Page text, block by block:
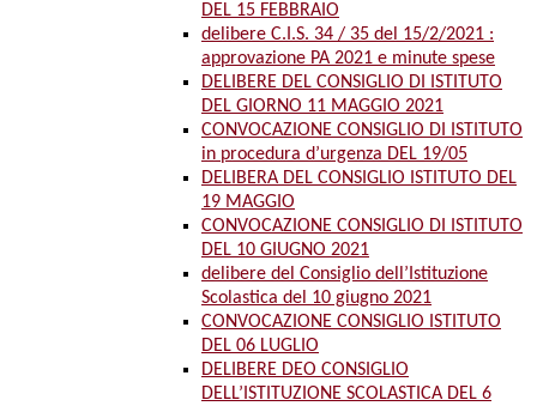
DEL 15 FEBBRAIO
delibere C.I.S. 34 / 35 del 15/2/2021 :
approvazione PA 2021 e minute spese
DELIBERE DEL CONSIGLIO DI ISTITUTO
DEL GIORNO 11 MAGGIO 2021
CONVOCAZIONE CONSIGLIO DI ISTITUTO
in procedura d’urgenza DEL 19/05
DELIBERA DEL CONSIGLIO ISTITUTO DEL
19 MAGGIO
CONVOCAZIONE CONSIGLIO DI ISTITUTO
DEL 10 GIUGNO 2021
delibere del Consiglio dell’Istituzione
Scolastica del 10 giugno 2021
CONVOCAZIONE CONSIGLIO ISTITUTO
DEL 06 LUGLIO
DELIBERE DEO CONSIGLIO
DELL’ISTITUZIONE SCOLASTICA DEL 6